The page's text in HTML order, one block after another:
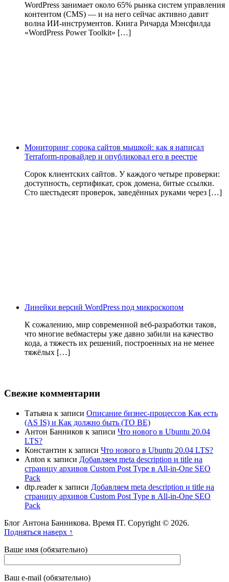
WordPress занимает около 65% рынка систем управления
контентом (CMS) — и на него сейчас активно давит
волна ИИ‑инструментов. Книга Ричарда Мэнсфилда
«WordPress Power Toolkit» […]
Мониторинг сорока сайтов мышкой: как я написал
Terraform-провайдер и опубликовал его в реестре
Сорок клиентских сайтов. У каждого четыре проверки:
доступность, сертификат, срок домена, битые ссылки.
Сто шестьдесят проверок, заведённых руками через […]
Линейки версий WordPress под микроскопом
К сожалению, мир современной веб-разработки таков,
что многие вебмастеры уже давно забили на качество
кода, а тяжесть их решений, построенных на не менее
тяжёлых […]
Свежие комментарии
Татьяна к записи Описание бизнес-процессов Как есть
(AS IS) и Как должно быть (TO BE)
Антон Банников к записи Что нового в Ubuntu 20.04
LTS?
Константин к записи Что нового в Ubuntu 20.04 LTS?
Anton к записи Добавляем meta description и title на
страницу архивов Custom Post Type в All-in-One SEO
Pack
dtp.readerк записи Добавляем meta description и title на
страницу архивов Custom Post Type в All-in-One SEO
Pack
Блог Антона Банникова. Время IT. Copyright © 2026.
Подняться наверх ↑
Ваше имя (обязательно)
Ваш e-mail (обязательно)